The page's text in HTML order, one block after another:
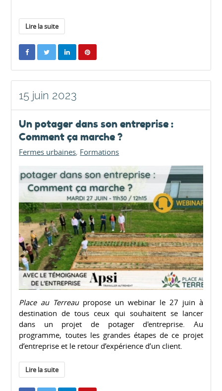
Lire la suite
15 juin 2023
Un potager dans son entreprise :
Comment ça marche ?
Fermes urbaines Formations
Place au Terreaupropose un webinar le 27 juin à
destination de tous ceux qui souhaitent se lancer
dans un projet de potager d'entreprise. Au
programme, toutes les grandes étapes de ce projet
d’entreprise et le retour d’expérience d’un client.
Lire la suite